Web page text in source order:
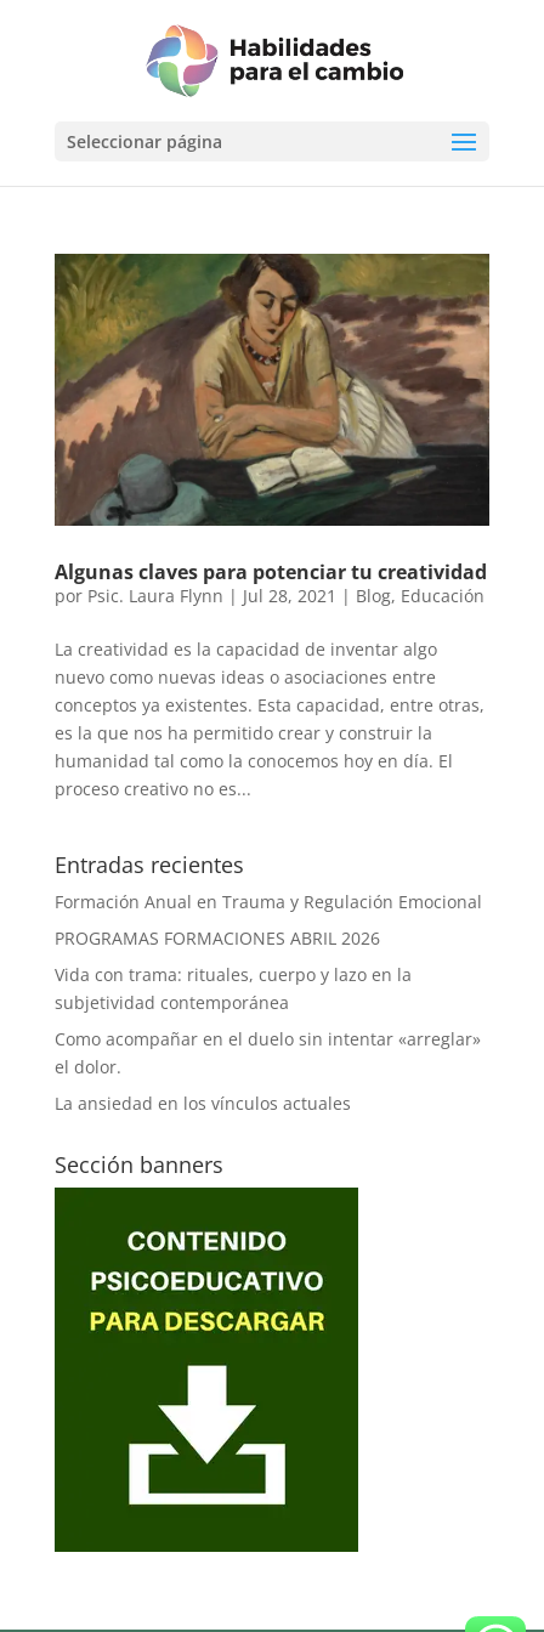
Seleccionar página
Algunas claves para potenciar tu creatividad
por Psic. Laura Flynn | Jul 28, 2021 | Blog, Educación
La creatividad es la capacidad de inventar algo
nuevo como nuevas ideas o asociaciones entre
conceptos ya existentes. Esta capacidad, entre otras,
es la que nos ha permitido crear y construir la
humanidad tal como la conocemos hoy en día. El
proceso creativo no es...
Entradas recientes
Formación Anual en Trauma y Regulación Emocional
PROGRAMAS FORMACIONES ABRIL 2026
Vida con trama: rituales, cuerpo y lazo en la
subjetividad contemporánea
Como acompañar en el duelo sin intentar «arreglar»
el dolor.
La ansiedad en los vínculos actuales
Sección banners